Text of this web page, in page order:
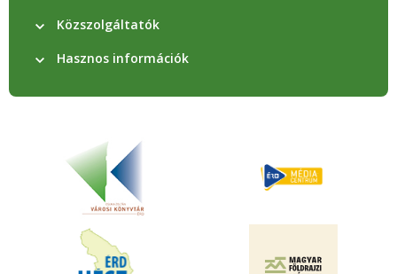
Közszolgáltatók
Hasznos információk